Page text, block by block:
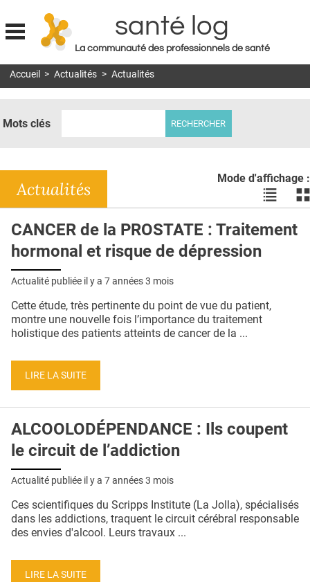
Jump to navigation
santé log
La communauté des professionnels de santé
MON COMPTE
DOSSIERS
RÉSEAUX
E-REVUE SAD
QUI SOMMES-NOUS ?
CONDITIONS GÉNÉRALES
CRÉDITS
Accueil > Actualités > Actualités
Mots clés
Mode d'affichage :
Voir
les
en
les
Actualités
CANCER de la PROSTATE : Traitement
hormonal et risque de dépression
Actualité publiée il y a 7 années 3 mois
Cette étude, très pertinente du point de vue du patient,
montre une nouvelle fois l’importance du traitement
holistique des patients atteints de cancer de la ...
LIRE LA SUITE
ALCOOLODÉPENDANCE : Ils coupent
le circuit de l’addiction
Actualité publiée il y a 7 années 3 mois
Ces scientifiques du Scripps Institute (La Jolla), spécialisés
dans les addictions, traquent le circuit cérébral responsable
des envies d'alcool. Leurs travaux ...
LIRE LA SUITE